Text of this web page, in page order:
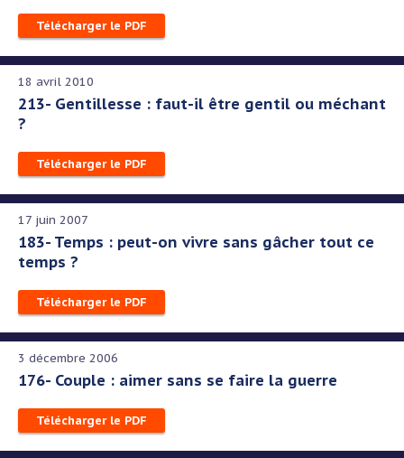
Télécharger le PDF
18 avril 2010
213- Gentillesse : faut-il être gentil ou méchant
?
Télécharger le PDF
17 juin 2007
183- Temps : peut-on vivre sans gâcher tout ce
temps ?
Télécharger le PDF
3 décembre 2006
176- Couple : aimer sans se faire la guerre
Télécharger le PDF